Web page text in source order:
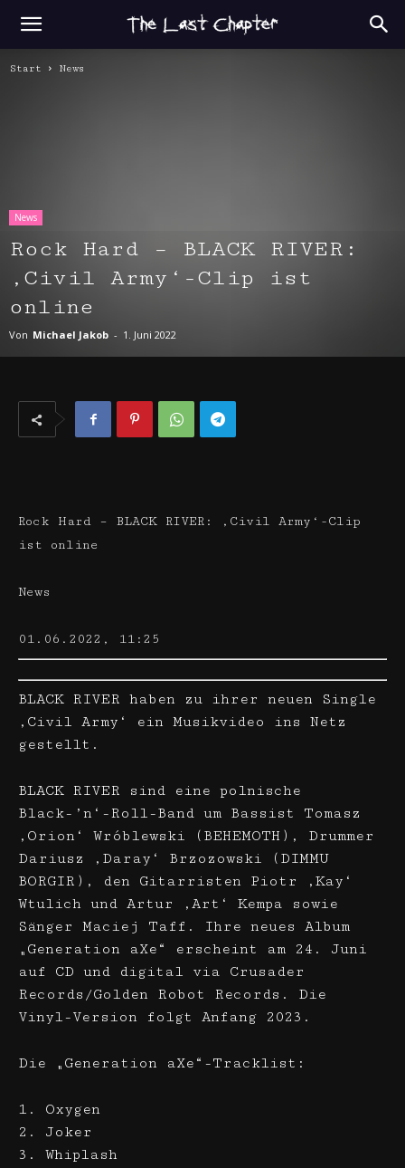
Start News
News
Rock Hard – BLACK RIVER:
‚Civil Army‘-Clip ist
online
Von Michael Jakob - 1. Juni 2022
Rock Hard – BLACK RIVER: ‚Civil Army‘-Clip
ist online
News
01.06.2022, 11:25
BLACK RIVER haben zu ihrer neuen Single
‚Civil Army‘ ein Musikvideo ins Netz
gestellt.
BLACK RIVER sind eine polnische
Black-’n‘-Roll-Band um Bassist Tomasz
‚Orion‘ Wróblewski (BEHEMOTH), Drummer
Dariusz ‚Daray‘ Brzozowski (DIMMU
BORGIR), den Gitarristen Piotr ‚Kay‘
Wtulich und Artur ‚Art‘ Kempa sowie
Sänger Maciej Taff. Ihre neues Album
„Generation aXe“ erscheint am 24. Juni
auf CD und digital via Crusader
Records/Golden Robot Records. Die
Vinyl-Version folgt Anfang 2023.
Die „Generation aXe“-Tracklist:
1. Oxygen
2. Joker
3. Whiplash